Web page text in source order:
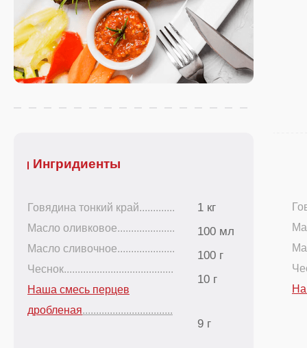
Говядина тонкий край.............
Масло оливковое.....................
Масло сливочное.....................
Чеснок........................................
Наша смесь перцев
дробленая.................................
9 г
10 г
100 г
100 мл
1 кг
Ингридиенты